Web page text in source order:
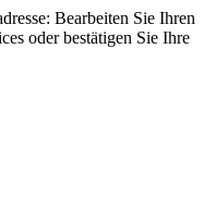
Bearbeiten Sie Ihren
oder bestätigen Sie Ihre